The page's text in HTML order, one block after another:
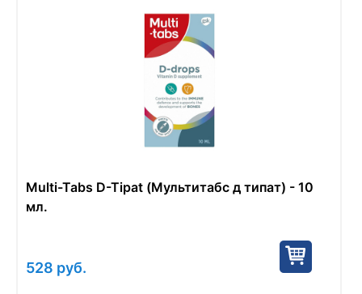
Multi-Tabs D-Tipat (Мультитабс д типат) - 10
мл.
528 руб.